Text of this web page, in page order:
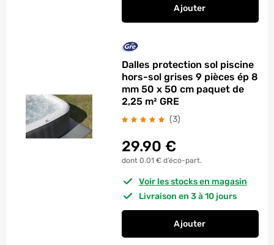
Ajouter
Dalles protection sol piscine
hors-sol grises 9 pièces ép 8
mm 50 x 50 cm paquet de
2,25 m² GRE
(3)
29.90 €
dont 0.01 € d’éco-part.
Voir les stocks en magasin
Livraison en 3 à 10 jours
Ajouter
Dalles protection